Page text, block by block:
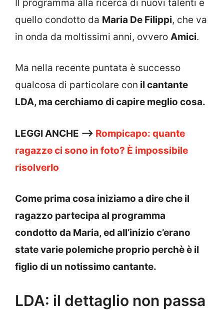
Il programma alla ricerca di nuovi talenti è
quello condotto da Maria De Filippi, che va
in onda da moltissimi anni, ovvero Amici.
Ma nella recente puntata è successo
qualcosa di particolare con il cantante
LDA, ma cerchiamo di capire meglio cosa.
LEGGI ANCHE —> Rompicapo: quante
ragazze ci sono in foto? È impossibile
risolverlo
Come prima cosa iniziamo a dire che il
ragazzo partecipa al programma
condotto da Maria, ed all’inizio c’erano
state varie polemiche proprio perchè è il
figlio di un notissimo cantante.
LDA: il dettaglio non passa